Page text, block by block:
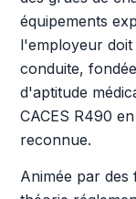
équipements
l'employeur
conduite,
d'aptitude
CACES R490
reconnue.
Animée par